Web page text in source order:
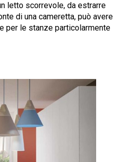
letto scorrevole, da estrarre
di una cameretta, può avere
per le stanze particolarmente